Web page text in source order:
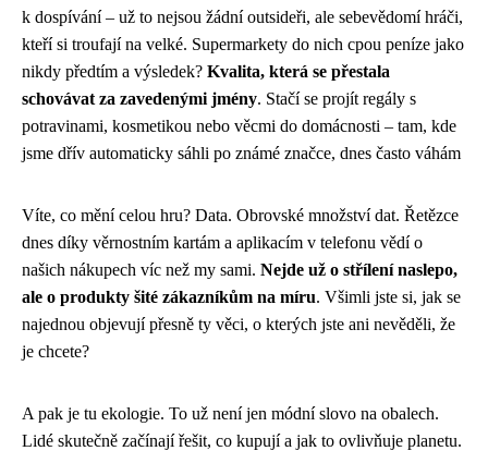
k dospívání – už to nejsou žádní outsideři, ale sebevědomí hráči,
kteří si troufají na velké. Supermarkety do nich cpou peníze jako
nikdy předtím a výsledek? Kvalita, která se přestala
schovávat za zavedenými jmény. Stačí se projít regály s
potravinami, kosmetikou nebo věcmi do domácnosti – tam, kde
jsme dřív automaticky sáhli po známé značce, dnes často váhám
Víte, co mění celou hru? Data. Obrovské množství dat. Řetězce
dnes díky věrnostním kartám a aplikacím v telefonu vědí o
našich nákupech víc než my sami. Nejde už o střílení naslepo,
ale o produkty šité zákazníkům na míru. Všimli jste si, jak se
najednou objevují přesně ty věci, o kterých jste ani nevěděli, že
je chcete?
A pak je tu ekologie. To už není jen módní slovo na obalech.
Lidé skutečně začínají řešit, co kupují a jak to ovlivňuje planetu.